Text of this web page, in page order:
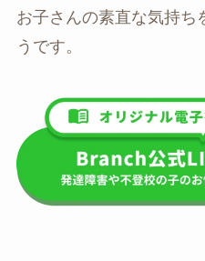
お子さんの素直な気持ち
うです。